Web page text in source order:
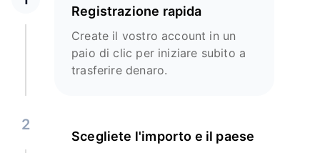
Registrazione rapida
Create il vostro account in un
paio di clic per iniziare subito a
trasferire denaro.
2
Scegliete l'importo e il paese